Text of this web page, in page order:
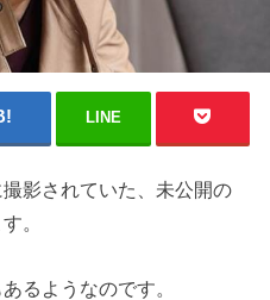
LINE
影されていた、未公開の
。
るようなのです。